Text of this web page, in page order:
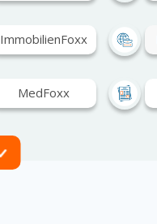
ImmobilienFoxx
MedFoxx
IndustrieFoxx